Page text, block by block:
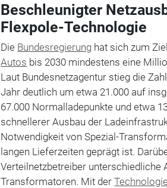
Beschleunigter
Flexpole-Technologie
Die Bundesregierung hat sich zum
Autos bis 2030 mindestens eine
Laut Bundesnetzagentur stieg die
Jahr deutlich um etwa 21.000 auf
67.000 Normalladepunkte und etwa
schnellerer Ausbau der
Notwendigkeit von Spezial-
langen Lieferzeiten geprägt ist.
Verteilnetzbetreiber unterschiedliche
Transformatoren. Mit derTechnologie